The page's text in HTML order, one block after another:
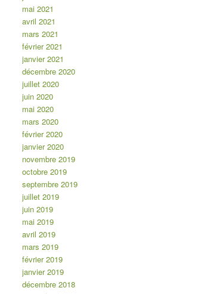
mai 2021
avril 2021
mars 2021
février 2021
janvier 2021
décembre 2020
juillet 2020
juin 2020
mai 2020
mars 2020
février 2020
janvier 2020
novembre 2019
octobre 2019
septembre 2019
juillet 2019
juin 2019
mai 2019
avril 2019
mars 2019
février 2019
janvier 2019
décembre 2018